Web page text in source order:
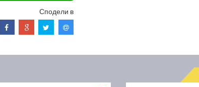
Сподели в